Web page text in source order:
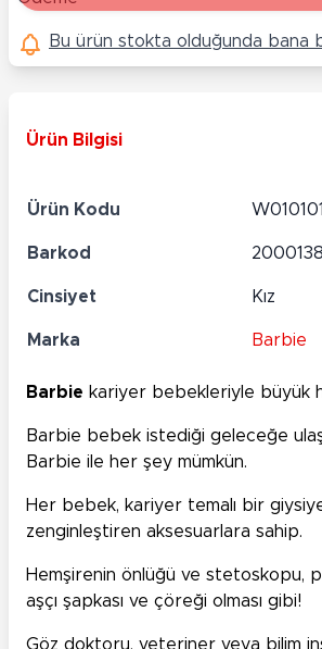
Bu ürün stokta olduğunda bana
Ürün Bilgisi
Ürün Kodu
Barkod
Cinsiyet Kız
Marka Barbie
Barbie kariyer bebekleriyle büyük
Barbie bebek istediği geleceğe
Barbie ile her şey mümkün.
Her bebek, kariyer temalı bir
zenginleştiren aksesuarlara sahip.
Hemşirenin önlüğü ve stetoskopu,
aşçı şapkası ve çöreği olması gibi!
Göz doktoru, veteriner veya bilim